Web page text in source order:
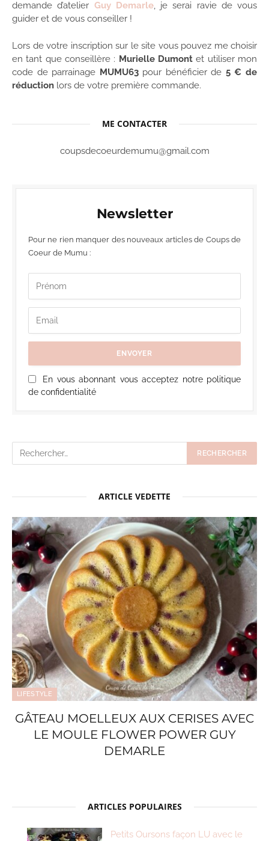
demande d’atelier Guy Demarle, je serai ravie de vous
guider et de vous conseiller !
Lors de votre inscription sur le site vous pouvez me choisir
en tant que conseillère : Murielle Dumont et utiliser mon
code de parrainage MUMU63pour bénéficier de 5 € de
réduction lors de votre première commande.
ME CONTACTER
coupsdecoeurdemumu@gmail.com
Newsletter
Pour ne rien manquer des nouveaux articles de Coups de
Coeur de Mumu :
En vous abonnant vous acceptez notre politique
de confidentialité
ARTICLE VEDETTE
LIFESTYLE
GÂTEAU MOELLEUX AUX CERISES AVEC
LE MOULE FLOWER POWER GUY
DEMARLE
ARTICLES POPULAIRES
Petits Oursons façon LU avec le